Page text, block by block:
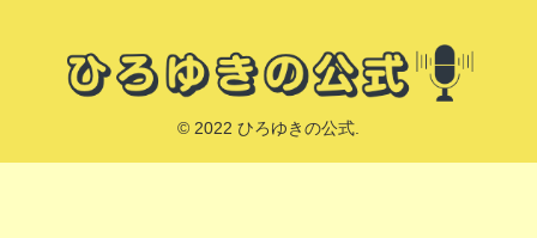
© 2022 ひろゆきの公式.